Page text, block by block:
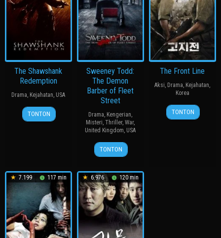
The Shawshank
Redemption
Drama, Kejahatan, USA
23
Sep
John
R.
TONTON
Sweeney Todd:
The Demon
Barber of Fleet
Street
Drama, Kengerian,
Misteri,Thriller,War,
United Kingdom, USA
21
Dec
Tim
Burton
TONTON
The Front Line
Aksi, Drama, Kejahatan,
Korea
20
Jul
장
훈
TONTON
7.199 117 min 6.976 120 min